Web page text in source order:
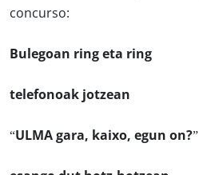
concurso:
Bulegoan ring eta ring
telefonoak jotzean
“ULMA gara, kaixo, egun on?”